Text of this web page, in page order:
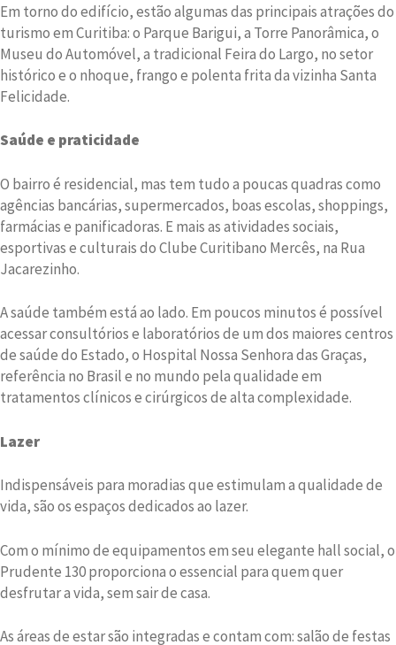
Em torno do edifício, estão algumas das principais atrações do
turismo em Curitiba: o Parque Barigui, a Torre Panorâmica, o
Museu do Automóvel, a tradicional Feira do Largo, no setor
histórico e o nhoque, frango e polenta frita da vizinha Santa
Felicidade.
Saúde e praticidade
O bairro é residencial, mas tem tudo a poucas quadras como
agências bancárias, supermercados, boas escolas, shoppings,
farmácias e panificadoras. E mais as atividades sociais,
esportivas e culturais do Clube Curitibano Mercês, na Rua
Jacarezinho.
A saúde também está ao lado. Em poucos minutos é possível
acessar consultórios e laboratórios de um dos maiores centros
de saúde do Estado, o Hospital Nossa Senhora das Graças,
referência no Brasil e no mundo pela qualidade em
tratamentos clínicos e cirúrgicos de alta complexidade.
Lazer
Indispensáveis para moradias que estimulam a qualidade de
vida, são os espaços dedicados ao lazer.
Com o mínimo de equipamentos em seu elegante hall social, o
Prudente 130 proporciona o essencial para quem quer
desfrutar a vida, sem sair de casa.
As áreas de estar são integradas e contam com: salão de festas